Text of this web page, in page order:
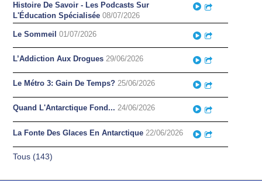
Histoire De Savoir - Les Podcasts Sur
L'Éducation Spécialisée 08/07/2026
Play
Le Sommeil 01/07/2026 Play
L’Addiction Aux Drogues 29/06/2026 Play
Le Métro 3: Gain De Temps? 25/06/2026 Play
Quand L'Antarctique Fond... 24/06/2026 Play
La Fonte Des Glaces En Antarctique 22/06/2026 Play
Tous (143)